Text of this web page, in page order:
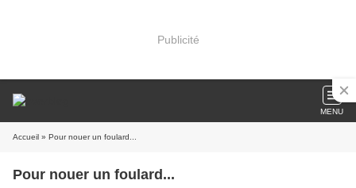
Publicité
MENU
Accueil » Pour nouer un foulard...
Pour nouer un foulard...